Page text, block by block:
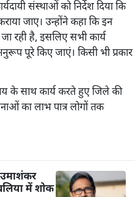
संस्थाओं को निर्देश दिया कि
जाए। उन्होंने कहा कि इन
रही है, इसलिए सभी कार्य
पूरे किए जाएं। किसी भी प्रकार
के साथ कार्य करते हुए जिले की
का लाभ पात्र लोगों तक
में शोक